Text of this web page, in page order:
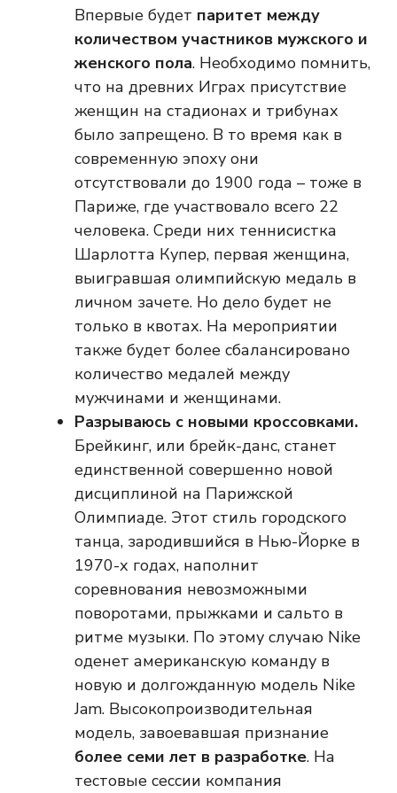
Впервые будет паритет между
количеством участников мужского и
женского пола. Необходимо помнить,
что на древних Играх присутствие
женщин на стадионах и трибунах
было запрещено. В то время как в
современную эпоху они
отсутствовали до 1900 года – тоже в
Париже, где участвовало всего 22
человека. Среди них теннисистка
Шарлотта Купер, первая женщина,
выигравшая олимпийскую медаль в
личном зачете. Но дело будет не
только в квотах. На мероприятии
также будет более сбалансировано
количество медалей между
мужчинами и женщинами.
Разрываюсь с новыми кроссовками.
Брейкинг, или брейк-данс, станет
единственной совершенно новой
дисциплиной на Парижской
Олимпиаде. Этот стиль городского
танца, зародившийся в Нью-Йорке в
1970-х годах, наполнит
соревнования невозможными
поворотами, прыжками и сальто в
ритме музыки. По этому случаю Nike
оденет американскую команду в
новую и долгожданную модель Nike
Jam. Высокопроизводительная
модель, завоевавшая признание
более семи лет в разработке. На
тестовые сессии компания